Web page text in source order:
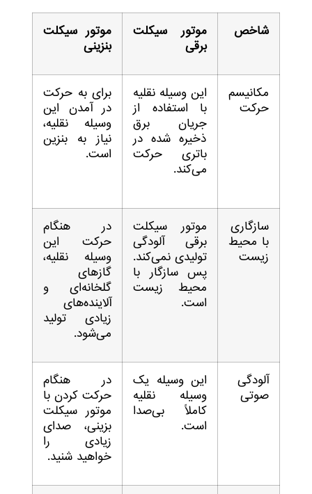
شاخص
موتور سیکلت
برقی
موتور سیکلت
بنزینی
مکانیسم
حرکت
این وسیله نقلیه
با استفاده از
جریان برق
ذخیره شده در
باتری حرکت
می‌کند.
برای به حرکت
در آمدن این
وسیله نقلیه،
نیاز به بنزین
است.
سازگاری
با محیط
زیست
موتور سیکلت
برقی آلودگی
تولیدی نمی‌کند.
پس سازگار با
محیط زیست
است.
در هنگام
حرکت این
وسیله نقلیه،
گازهای
گلخانه‌ای و
آلاینده‌های
زیادی تولید
می‌شود.
آلودگی
صوتی
این وسیله یک
وسیله نقلیه
کاملاً بی‌صدا
است.
در هنگام
حرکت کردن با
موتور سیکلت
بزینی، صدای
زیادی را
خواهید شنید.